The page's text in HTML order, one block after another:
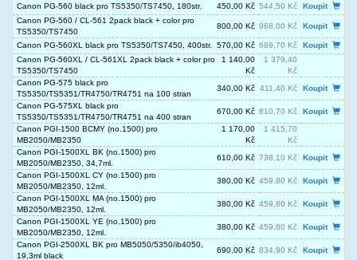
Canon PG-560 black pro TS5350/TS7450, 180str.
450,00 Kč 544,50 Kč
Koupit
Canon PG-560 / CL-561 2pack black + color pro
TS5350/TS7450
800,00 Kč 968,00 Kč Koupit
Canon PG-560XL black pro TS5350/TS7450, 400str. 570,00 Kč 689,70 Kč
Koupit
Canon PG-560XL / CL-561XL 2pack black + color pro
TS5350/TS7450
1 140,00
Kč
1 379,40
Kč
Canon PG-575 black pro
TS5350/TS5351/TR4750/TR4751 na 100 stran
340,00 Kč 411,40 Kč
Koupit
Canon PG-575XL black pro
TS5350/TS5351/TR4750/TR4751 na 400 stran
670,00 Kč 810,70 Kč
Koupit
Canon PGI-1500 BCMY (no.1500) pro
MB2050/MB2350
1 170,00
Kč
1 415,70
Kč
Canon PGI-1500XL BK (no.1500) pro
MB2050/MB2350, 34,7ml.
610,00 Kč 738,10 Kč
Koupit
Canon PGI-1500XL CY (no.1500) pro
MB2050/MB2350, 12ml.
380,00 Kč 459,80 Kč
Koupit
Canon PGI-1500XL MA (no.1500) pro
MB2050/MB2350, 12ml.
380,00 Kč 459,80 Kč
Koupit
Canon PGI-1500XL YE (no.1500) pro
MB2050/MB2350, 12ml.
380,00 Kč 459,80 Kč
Koupit
Canon PGI-2500XL BK pro MB5050/5350/ib4050,
19,3ml black
690,00 Kč 834,90 Kč
Koupit